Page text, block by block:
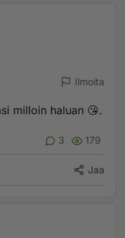
Ilmoita
milloin haluan 😘.
3 179
Jaa